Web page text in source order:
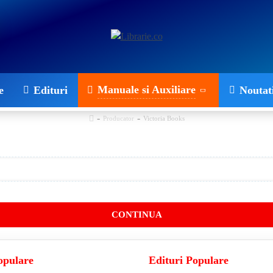
Edituri Manuale si Auxiliare
Producator Victoria Books
CONTINUA
Edituri Populare